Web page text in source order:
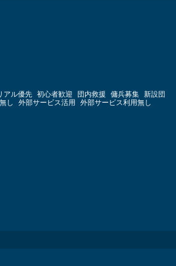
アル優先 初心者歓迎 団内救援 傭兵募集 新設団
し 外部サービス活用 外部サービス利用無し